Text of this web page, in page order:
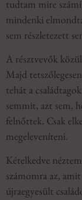
tudtam mire
mindenki
sem részletezett
A résztvevők
Majd
tehát a
semmit, azt sem,
felnőttek. Csak
megeleveníteni.
Kételkedve
számomra az,
újraegyesült